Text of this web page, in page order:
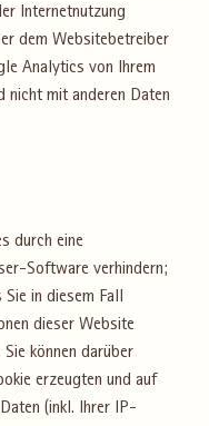
Internetnutzung
dem Websitebetreiber
Analytics von Ihrem
mit anderen Daten
durch eine
Software verhindern;
in diesem Fall
dieser Website
können darüber
erzeugten und auf
(inkl. Ihrer IP-